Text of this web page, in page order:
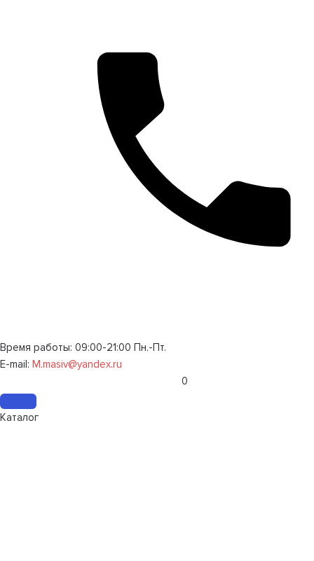
Время работы: 09:00-21:00 Пн.-Пт.
E-mail: M.masiv@yandex.ru
0
Каталог